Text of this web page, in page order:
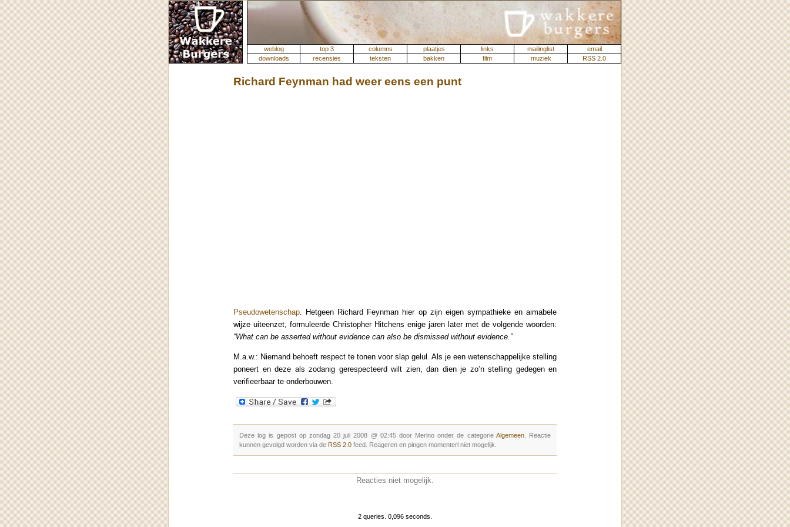
weblog top 3 columns plaatjes links mailinglist
email
downloads
recensies teksten bakken film muziek RSS 2.0
Richard Feynman had weer eens een punt
Pseudowetenschap . Hetgeen Richard Feynman hier op zijn eigen sympathieke en aimabele
wijze uiteenzet, formuleerde Christopher Hitchens enige jaren later met de volgende woorden:
“What can be asserted without evidence can also be dismissed without evidence.”
M.a.w.: Niemand behoeft respect te tonen voor slap gelul. Als je een wetenschappelijke stelling
poneert en deze als zodanig gerespecteerd wilt zien, dan dien je zo’n stelling gedegen en
verifieerbaar te onderbouwen.
Deze log is gepost op zondag 20 juli 2008 @ 02:45 door Merino onder de categorie Algemeen. Reactie
kunnen gevolgd worden via de RSS 2.0 feed. Reageren en pingen momenterl niet mogelijk.
Reacties niet mogelijk.
2 queries. 0,096 seconds.